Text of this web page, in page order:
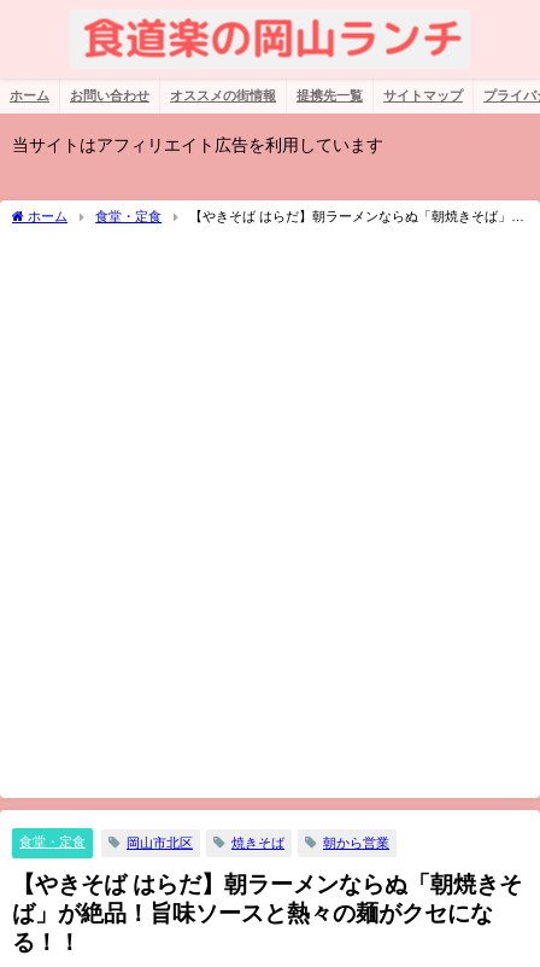
ホーム お問い合わせ オススメの街情報 提携先一覧 サイトマップ プライ
当サイトはアフィリエイト広告を利用しています
ホーム 食堂・定食
【やきそば はらだ】朝ラーメンならぬ「朝焼きそば」が
食堂・定食 岡山市北区 焼きそば 朝から営業
【やきそば はらだ】朝ラーメンならぬ「朝焼きそ
ば」が絶品！旨味ソースと熱々の麺がクセにな
る！！